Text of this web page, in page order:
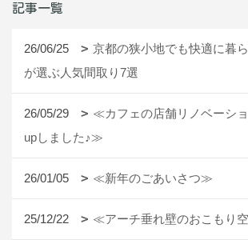
記事一覧
26/06/25
京都の狭小地でも快適に暮
が選ぶ人気間取り7選
26/05/29
≪カフェの店舗リノベーシ
upしました♪≫
26/01/05 ≪新年のごあいさつ≫
25/12/22 ≪アーチ垂れ壁のおこもり